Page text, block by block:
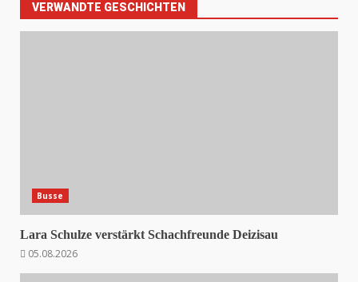
VERWANDTE GESCHICHTEN
Busse
Lara Schulze verstärkt Schachfreunde Deizisau
05.08.2026